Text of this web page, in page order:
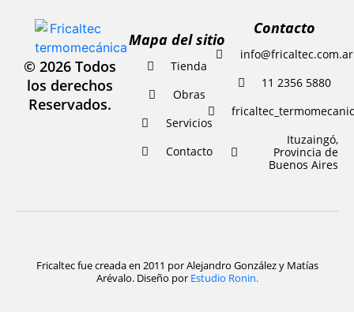
Mapa del sitio
Tienda
Obras
Servicios
Contacto
© 2026 Todos
los derechos
Reservados.
Contacto
info@fricaltec.com.ar
11 2356 5880
Ituzaingó,
Provincia de
Buenos Aires
Fricaltec fue creada en 2011 por Alejandro González y Matías
Arévalo. Diseño por Estudio Ronin.